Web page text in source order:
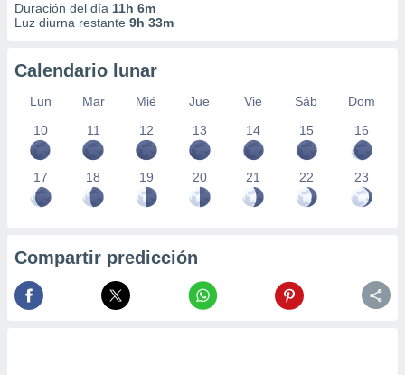
Duración del día 11h 6m
Luz diurna restante 9h 33m
Calendario lunar
Lun Mar Mié Jue Vie Sáb
Dom
10
11 12 13 14 15 16
17 18 19 20 21 22 23
Compartir predicción